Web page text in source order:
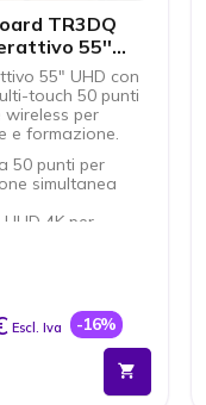
TR3DQ
55''
55" UHD con
touch 50 punti
wireless per
e formazione.
50 punti per
simultanea
4K per
wireless fino a 9
potente con
e subwoofer
per dati,
Escl. Iva -16%